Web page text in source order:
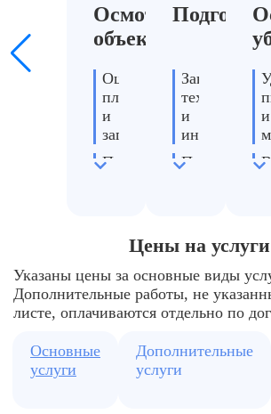
Осмотр
объекта
Оценка
площади
и
загрязнений
Подбор
Завоз
техники
и
инвентаря
Подготовка
сотрудников
и
Цены на услуги
Указаны цены за основные виды
Дополнительные работы, не
листе, оплачиваются отдельно по
Основные
услуги
Дополнительные
услуги